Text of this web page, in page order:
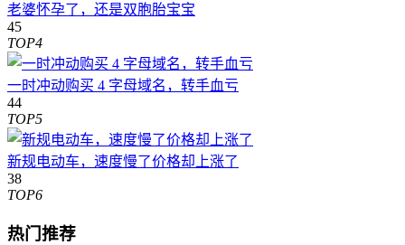
老婆怀孕了，还是双胞胎宝宝
45
TOP4
一时冲动购买 4 字母域名，转手血亏
44
TOP5
新规电动车，速度慢了价格却上涨了
38
TOP6
热门推荐